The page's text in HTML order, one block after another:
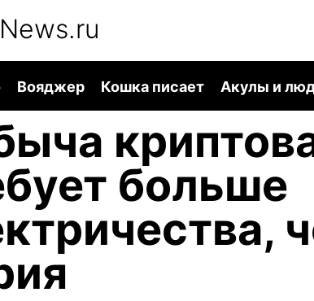
News.ru
Вояджер Кошка писает Акулы и
больше